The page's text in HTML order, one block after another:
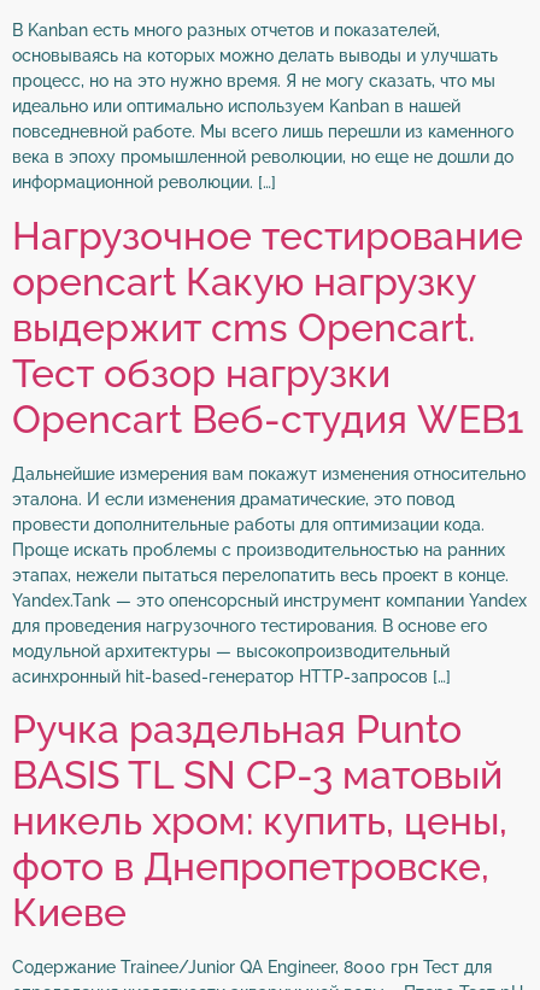
В Kanban есть много разных отчетов и показателей,
основываясь на которых можно делать выводы и улучшать
процесс, но на это нужно время. Я не могу сказать, что мы
идеально или оптимально используем Kanban в нашей
повседневной работе. Мы всего лишь перешли из каменного
века в эпоху промышленной революции, но еще не дошли до
информационной революции. […]
Нагрузочное тестирование
opencart Какую нагрузку
выдержит cms Opencart.
Тест обзор нагрузки
Opencart Веб-студия WEB1
Дальнейшие измерения вам покажут изменения относительно
эталона. И если изменения драматические, это повод
провести дополнительные работы для оптимизации кода.
Проще искать проблемы с производительностью на ранних
этапах, нежели пытаться перелопатить весь проект в конце.
Yandex.Tank — это опенсорсный инструмент компании Yandex
для проведения нагрузочного тестирования. В основе его
модульной архитектуры — высокопроизводительный
асинхронный hit-based-генератор HTTP-запросов […]
Ручка раздельная Punto
BASIS TL SN CP-3 матовый
никель хром: купить, цены,
фото в Днепропетровске,
Киеве
Содержание Trainee/Junior QA Engineer, 8000 грн Тест для